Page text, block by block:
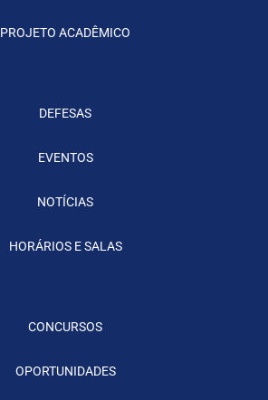
PROJETO ACADÊMICO
DEFESAS
EVENTOS
NOTÍCIAS
HORÁRIOS E SALAS
CONCURSOS
OPORTUNIDADES